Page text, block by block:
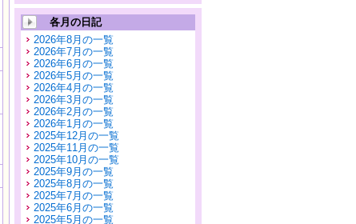
各月の日記
2026年8月の一覧
2026年7月の一覧
2026年6月の一覧
2026年5月の一覧
2026年4月の一覧
2026年3月の一覧
2026年2月の一覧
2026年1月の一覧
2025年12月の一覧
2025年11月の一覧
2025年10月の一覧
2025年9月の一覧
2025年8月の一覧
2025年7月の一覧
2025年6月の一覧
2025年5月の一覧